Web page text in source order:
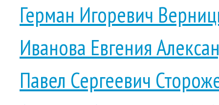
Герман Игоревич
Иванова Евгения
Павел Сергеевич